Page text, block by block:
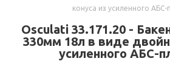
конуса из усиленного АБС-
Osculati 33.171.20 -
330мм 18л в виде
усиленного АБС-